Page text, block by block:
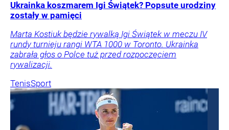
Ukrainka koszmarem Igi Świątek? Popsute urodziny
zostały w pamięci
Marta Kostiuk będzie rywalką Igi Świątek w meczu IV
rundy turnieju rangi WTA 1000 w Toronto. Ukrainka
zabrała głos o Polce tuż przed rozpoczęciem
rywalizacji.
TenisSport